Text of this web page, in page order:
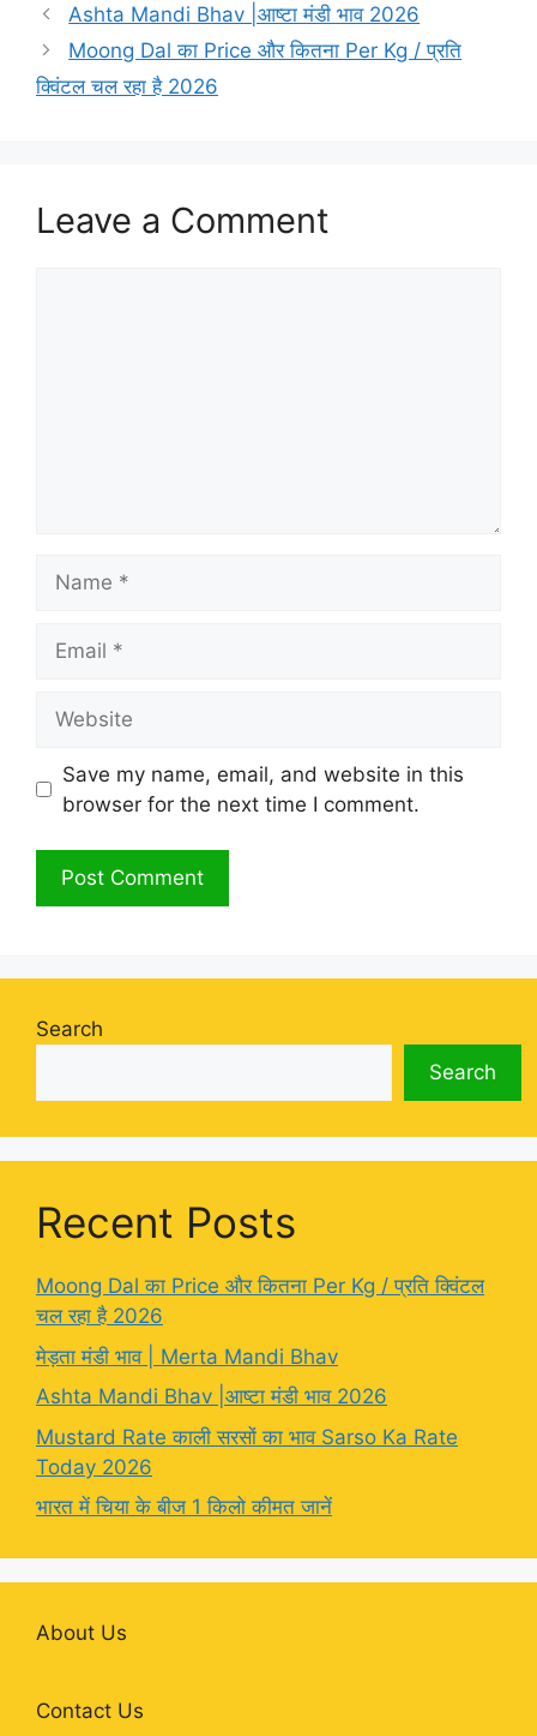
Ashta Mandi Bhav |आष्टा मंडी भाव 2026
Moong Dal का Price और कितना Per Kg / प्रति
क्विंटल चल रहा है 2026
Leave a Comment
Save my name, email, and website in this
browser for the next time I comment.
Search
Search
Recent Posts
Moong Dal का Price और कितना Per Kg / प्रति क्विंटल
चल रहा है 2026
मेड़ता मंडी भाव | Merta Mandi Bhav
Ashta Mandi Bhav |आष्टा मंडी भाव 2026
Mustard Rate काली सरसों का भाव Sarso Ka Rate
Today 2026
भारत में चिया के बीज 1 किलो कीमत जानें
About Us
Contact Us